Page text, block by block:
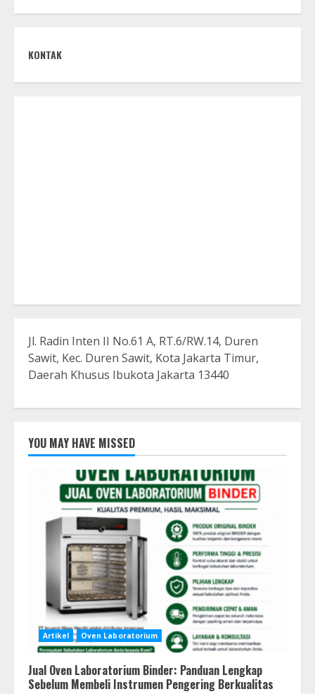
KONTAK
Jl. Radin Inten II No.61 A, RT.6/RW.14, Duren
Sawit, Kec. Duren Sawit, Kota Jakarta Timur,
Daerah Khusus Ibukota Jakarta 13440
YOU MAY HAVE MISSED
Artikel Oven Laboratorium
Jual Oven Laboratorium Binder: Panduan Lengkap
Sebelum Membeli Instrumen Pengering Berkualitas